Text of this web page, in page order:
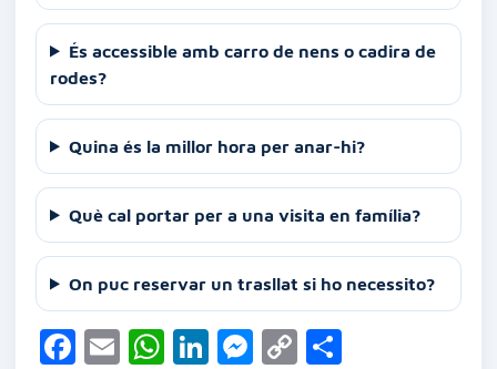
És accessible amb carro de nens o cadira de
rodes?
Quina és la millor hora per anar-hi?
Què cal portar per a una visita en família?
On puc reservar un trasllat si ho necessito?
F
E
W Li
M
C